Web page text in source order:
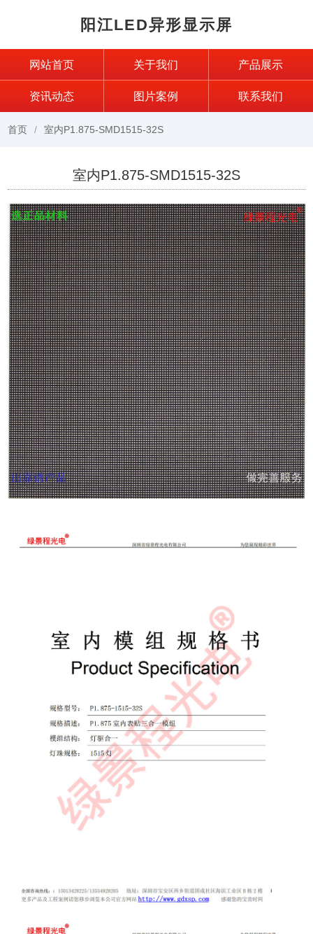
阳江LED异形显示屏
网站首页 关于我们 产品展示
资讯动态 图片案例 联系我们
首页 室内P1.875-SMD1515-32S
室内P1.875-SMD1515-32S